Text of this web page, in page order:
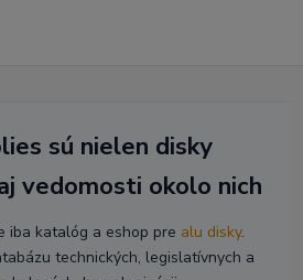
sú nielen disky
vedomosti okolo nich
iba katalóg a eshop pre alu disky.
technických, legislatívnych a